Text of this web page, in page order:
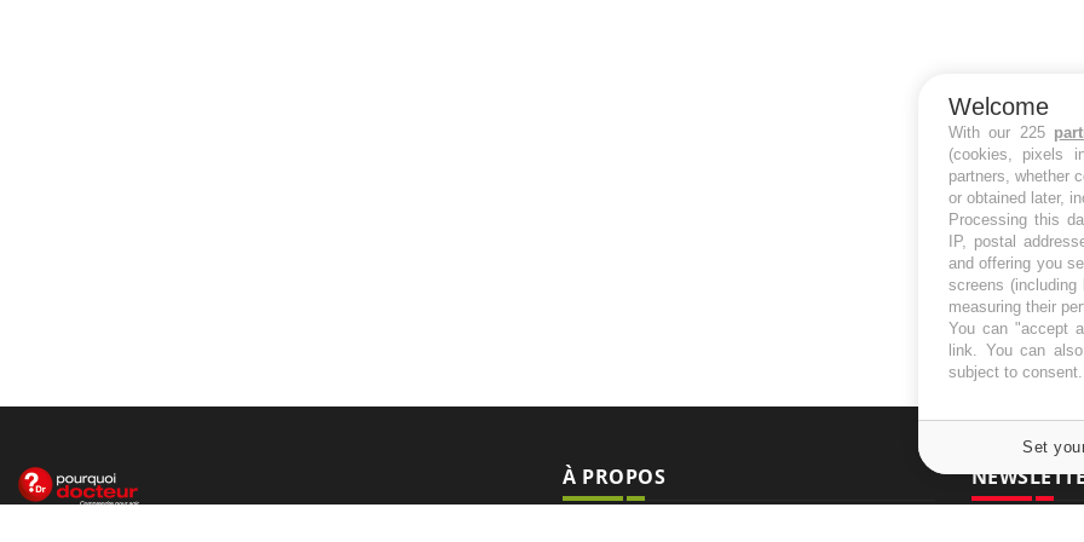
À PROPOS
Welcome
With our 225
(cookies, pixels
partners, whether
or obtained later,
Processing this
IP, postal
and offering you
screens
measuring their
You can "accept
link. You can
subject to
Set